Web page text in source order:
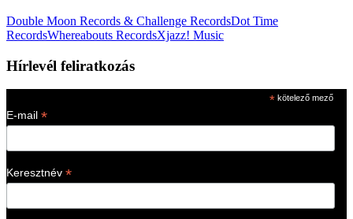
Double Moon Records & Challenge RecordsDot Time
RecordsWhereabouts RecordsXjazz! Music
Hírlevél feliratkozás
*kötelező mező
E-mail *
Keresztnév *